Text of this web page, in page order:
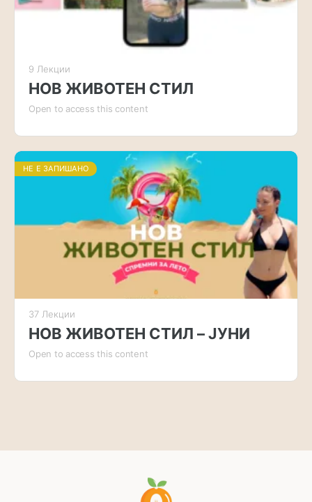
9 Лекции
НОВ ЖИВОТЕН СТИЛ
Open to access this content
НЕ Е ЗАПИШАНО
37 Лекции
НОВ ЖИВОТЕН СТИЛ – ЈУНИ
Open to access this content